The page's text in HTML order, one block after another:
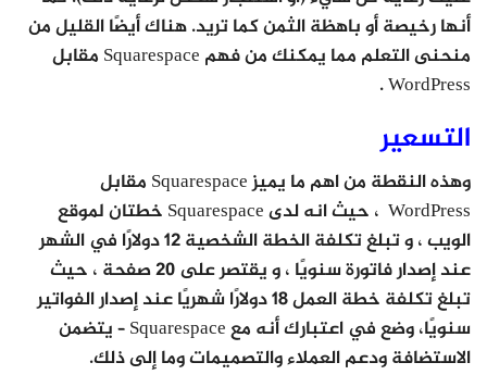
أنها رخيصة أو باهظة الثمن كما تريد. هناك أيضًا القليل من
منحنى التعلم مما يمكنك من فهم Squarespace مقابل
WordPress .
التسعير
وهذه النقطة من اهم ما يميز Squarespace مقابل
WordPress ، حيث انه لدى Squarespace خطتان لموقع
الويب ، و تبلغ تكلفة الخطة الشخصية 12 دولارًا في الشهر
عند إصدار فاتورة سنويًا ، و يقتصر على 20 صفحة ، حيث
تبلغ تكلفة خطة العمل 18 دولارًا شهريًا عند إصدار الفواتير
سنويًا، وضع في اعتبارك أنه مع Squarespace – يتضمن
الاستضافة ودعم العملاء والتصميمات وما إلى ذلك.